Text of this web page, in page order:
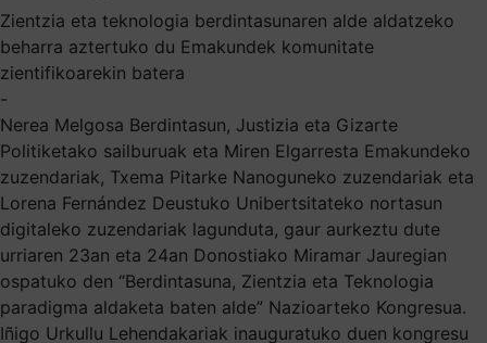
Zientzia eta teknologia berdintasunaren alde aldatzeko
beharra aztertuko du Emakundek komunitate
zientifikoarekin batera
-
Nerea Melgosa Berdintasun, Justizia eta Gizarte
Politiketako sailburuak eta Miren Elgarresta Emakundeko
zuzendariak, Txema Pitarke Nanoguneko zuzendariak eta
Lorena Fernández Deustuko Unibertsitateko nortasun
digitaleko zuzendariak lagunduta, gaur aurkeztu dute
urriaren 23an eta 24an Donostiako Miramar Jauregian
ospatuko den “Berdintasuna, Zientzia eta Teknologia
paradigma aldaketa baten alde” Nazioarteko Kongresua.
Iñigo Urkullu Lehendakariak inauguratuko duen kongresu